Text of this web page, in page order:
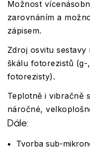
Možnost
zarovnáním a
zápisem.
Zdroj osvitu
škálu fotorezistů
fotorezisty).
Teplotně i vibračně
náročné,
Dále:
Tvorba sub-